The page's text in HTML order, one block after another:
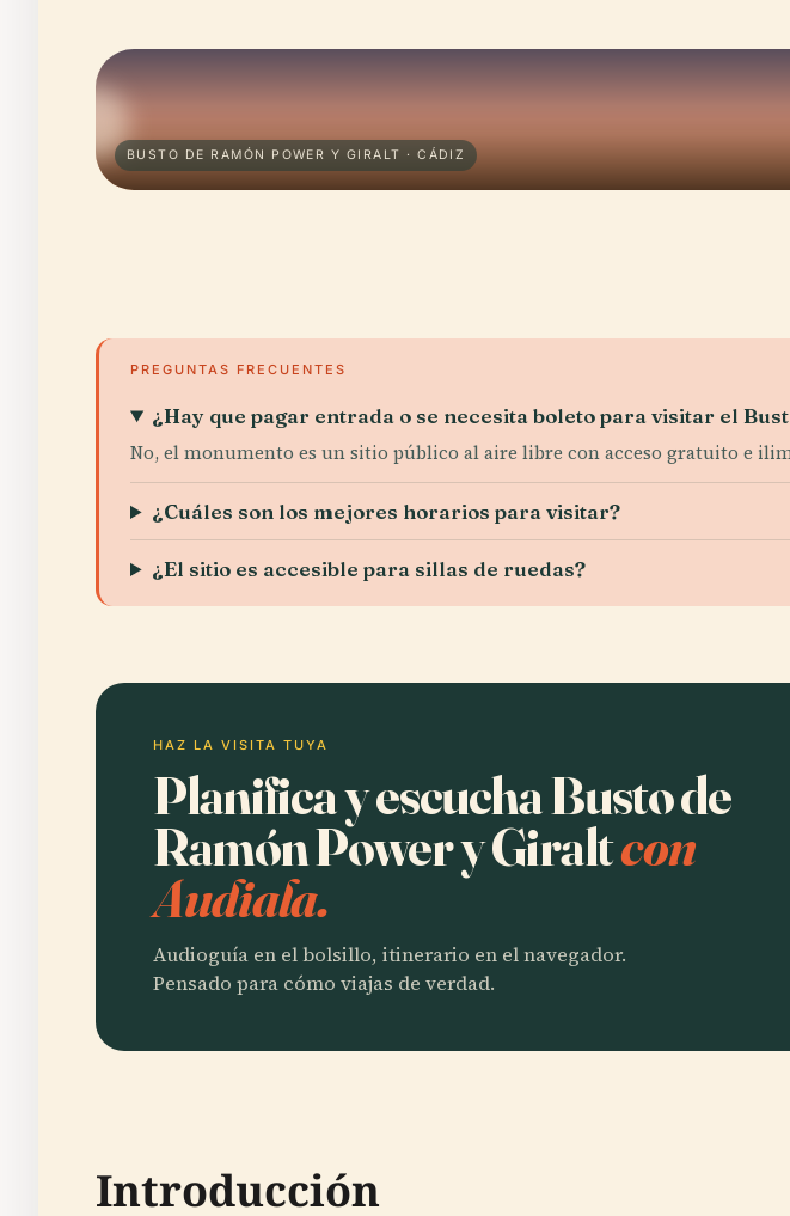
BUSTO DE RAMÓN POWER Y GIRALT · CÁDIZ
PREGUNTAS FRECUENTES
¿Hay que pagar entrada o se necesita boleto para visitar el
No, el monumento es un sitio público al aire libre con acceso gratuito e
¿Cuáles son los mejores horarios para visitar?
¿El sitio es accesible para sillas de ruedas?
HAZ LA VISITA TUYA
Planifica y escucha Busto de
Ramón Power y Giraltcon
Audiala.
Audioguía en el bolsillo, itinerario en el navegador.
Pensado para cómo viajas de verdad.
Introducción